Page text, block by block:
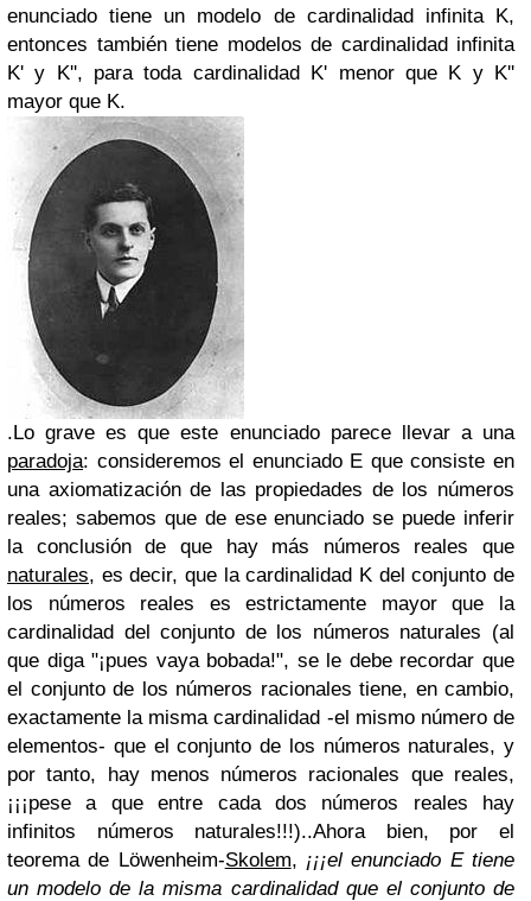
enunciado tiene un modelo de cardinalidad infinita K,
entonces también tiene modelos de cardinalidad infinita
K' y K'', para toda cardinalidad K' menor que K y K''
mayor que K.
.Lo grave es que este enunciado parece llevar a una
paradoja: consideremos el enunciado E que consiste en
una axiomatización de las propiedades de los números
reales; sabemos que de ese enunciado se puede inferir
la conclusión de que hay más números reales que
naturales, es decir, que la cardinalidad K del conjunto de
los números reales es estrictamente mayor que la
cardinalidad del conjunto de los números naturales (al
que diga "¡pues vaya bobada!", se le debe recordar que
el conjunto de los números racionales tiene, en cambio,
exactamente la misma cardinalidad -el mismo número de
elementos- que el conjunto de los números naturales, y
por tanto, hay menos números racionales que reales,
¡¡¡pese a que entre cada dos números reales hay
infinitos números naturales!!!)..Ahora bien, por el
teorema de Löwenheim-Skolem, ¡¡¡el enunciado E tiene
un modelo de la misma cardinalidad que el conjunto de